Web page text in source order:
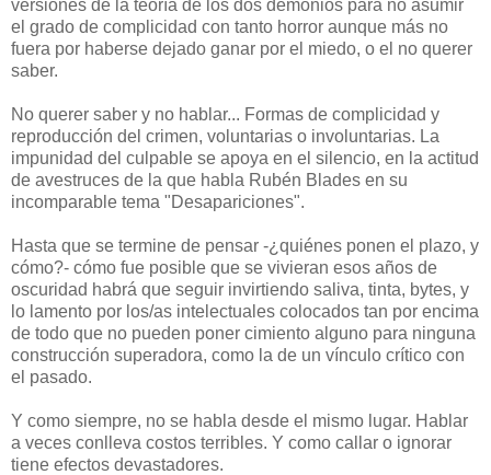
versiones de la teoría de los dos demonios para no asumir
el grado de complicidad con tanto horror aunque más no
fuera por haberse dejado ganar por el miedo, o el no querer
saber.
No querer saber y no hablar... Formas de complicidad y
reproducción del crimen, voluntarias o involuntarias. La
impunidad del culpable se apoya en el silencio, en la actitud
de avestruces de la que habla Rubén Blades en su
incomparable tema "Desapariciones".
Hasta que se termine de pensar -¿quiénes ponen el plazo, y
cómo?- cómo fue posible que se vivieran esos años de
oscuridad habrá que seguir invirtiendo saliva, tinta, bytes, y
lo lamento por los/as intelectuales colocados tan por encima
de todo que no pueden poner cimiento alguno para ninguna
construcción superadora, como la de un vínculo crítico con
el pasado.
Y como siempre, no se habla desde el mismo lugar. Hablar
a veces conlleva costos terribles. Y como callar o ignorar
tiene efectos devastadores.